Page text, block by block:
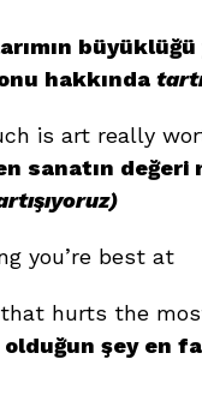
hakkında
is art really
sanatın değeri
you’re best at
hurts the
olduğun şey en